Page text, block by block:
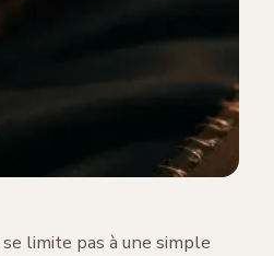
limite pas à une simple